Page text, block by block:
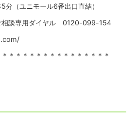
分（ユニモール6番出口直結）
相談専用ダイヤル 0120-099-154
＊＊＊＊＊＊＊＊＊＊＊＊＊＊＊